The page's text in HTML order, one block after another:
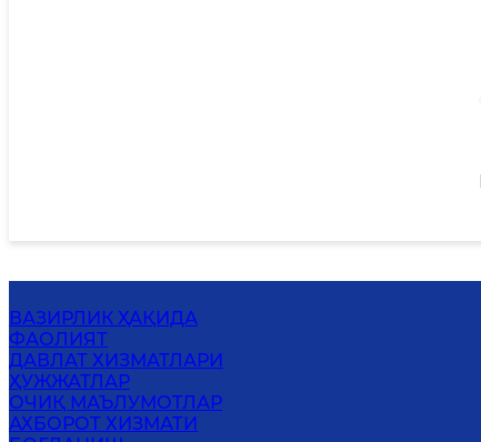
ВАЗИРЛИК ҲАҚИДА
ФАОЛИЯТ
ДАВЛАТ ХИЗМАТЛАРИ
ҲУЖЖАТЛАР
ОЧИҚ МАЪЛУМОТЛАР
АХБОРОТ ХИЗМАТИ